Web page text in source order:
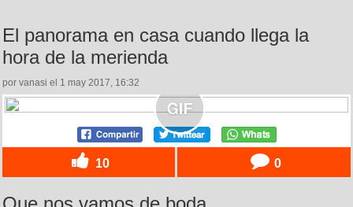
El panorama en casa cuando llega la
hora de la merienda
por vanasi el 1 may 2017, 16:32
10 0